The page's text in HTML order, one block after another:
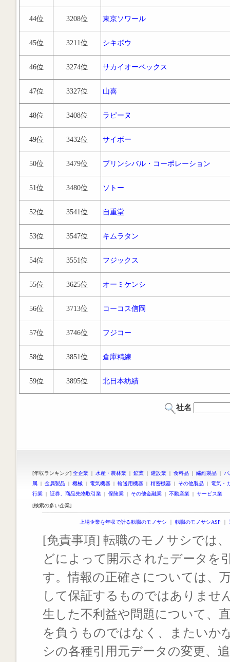
44位 3208位 東京ソワール
45位 3211位 シキボウ
46位 3274位 サカイオーベックス
47位 3327位 山喜
48位 3408位 ラピーヌ
49位 3432位 サイボー
50位 3479位 プリンシバル・コーポレーション
51位 3480位 ソトー
52位 3541位 自重堂
53位 3547位 キムラタン
54位 3551位 フジックス
55位 3625位 オーミケンシ
56位 3713位 コーコス信岡
57位 3746位 フジコー
58位 3851位 倉庫精練
59位 3895位 北日本紡績
社名
[年収ランキング] 全企業 | 水産・農林業 | 鉱業 | 建設業 | 食料品 | 繊維製品 |
属 | 金属製品 | 機械 | 電気機器 | 輸送用機器 | 精密機器 | その他製品 | 電気・
行業 | 証券、商品先物取引業 | 保険業 | その他金融業 | 不動産業 | サービス業
[検索の多い企業]
上場企業を年収で計る転職のモノサシ ｜ 転職のモノサシASP ｜
[免責事項] 転職のモノサシでは
どによって開示されたデータを
す。情報の正確さについては、
して保証するものではありませ
生した不利益や問題について、
を負うものではなく、またいか
シの各種引用元データの変更、